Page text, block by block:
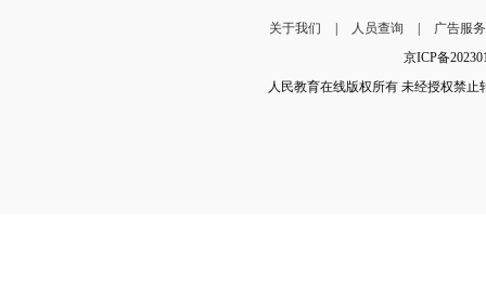
关于我们 人员查询
广告服
京ICP备
人民教育在线版权所有 未经授权禁